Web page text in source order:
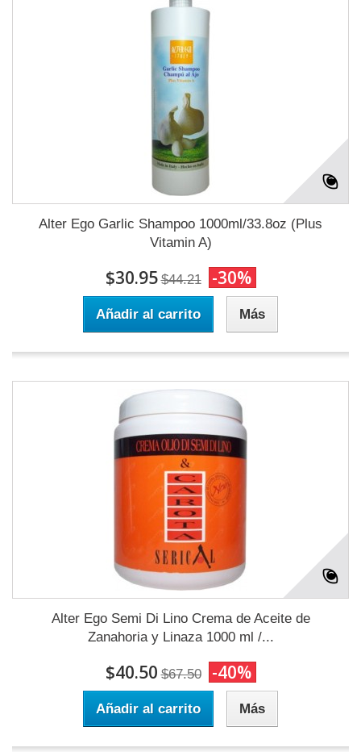
Alter Ego Garlic Shampoo 1000ml/33.8oz (Plus
Vitamin A)
$30.95 $44.21 -30%
Añadir al carrito Más
Alter Ego Semi Di Lino Crema de Aceite de
Zanahoria y Linaza 1000 ml /...
$40.50 $67.50 -40%
Añadir al carrito Más